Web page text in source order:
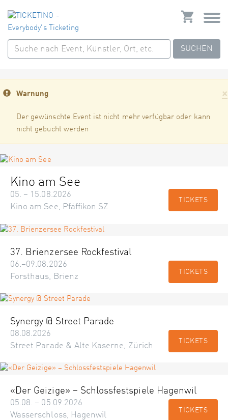
SUCHEN
×
Warnung
Der gewünschte Event ist nicht mehr verfügbar oder kann
nicht gebucht werden
Kino am See
05. – 15.08.2026
Kino am See, Pfäffikon SZ
TICKETS
37. Brienzersee Rockfestival
06.–09.08.2026
Forsthaus, Brienz
TICKETS
Synergy @ Street Parade
08.08.2026
Street Parade & Alte Kaserne, Zürich
TICKETS
«Der Geizige» – Schlossfestspiele Hagenwil
05.08. – 05.09.2026
Wasserschloss, Hagenwil
TICKETS